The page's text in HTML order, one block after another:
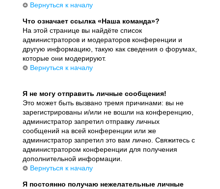
Вернуться к началу
Что означает ссылка «Наша команда»?
На этой странице вы найдёте список
администраторов и модераторов конференции и
другую информацию, такую как сведения о форумах,
которые они модерируют.
Вернуться к началу
Я не могу отправить личные сообщения!
Это может быть вызвано тремя причинами: вы не
зарегистрированы и/или не вошли на конференцию,
администратор запретил отправку личных
сообщений на всей конференции или же
администратор запретил это вам лично. Свяжитесь с
администратором конференции для получения
дополнительной информации.
Вернуться к началу
Я постоянно получаю нежелательные личные